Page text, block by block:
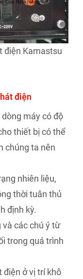
điện Kamastsu
điện
máy có độ
thiết bị có thể
chúng ta nên
nhiên liệu,
thời tuân thủ
định kỳ.
các chú ý từ
trong quá trình
điện ở vị trí khô